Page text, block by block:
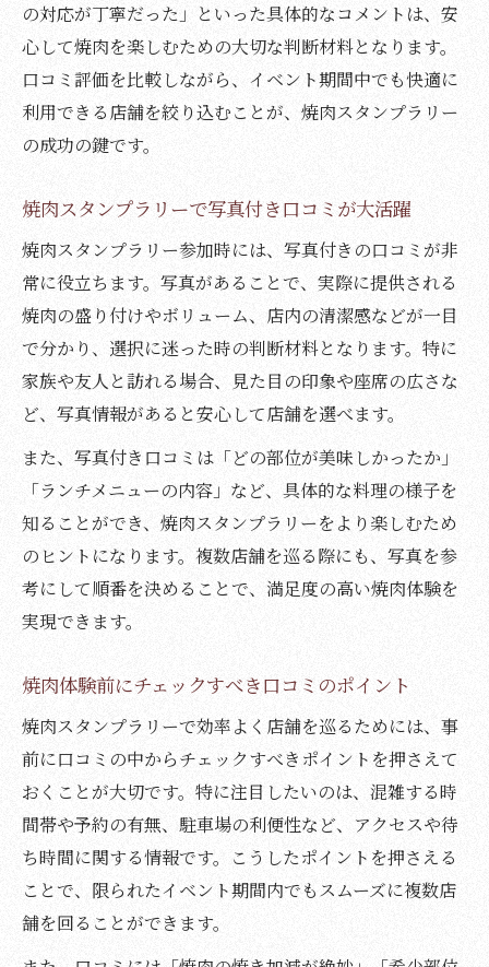
の対応が丁寧だった」といった具体的なコメントは、安
心して焼肉を楽しむための大切な判断材料となります。
口コミ評価を比較しながら、イベント期間中でも快適に
利用できる店舗を絞り込むことが、焼肉スタンプラリー
の成功の鍵です。
焼肉スタンプラリーで写真付き口コミが大活躍
焼肉スタンプラリー参加時には、写真付きの口コミが非
常に役立ちます。写真があることで、実際に提供される
焼肉の盛り付けやボリューム、店内の清潔感などが一目
で分かり、選択に迷った時の判断材料となります。特に
家族や友人と訪れる場合、見た目の印象や座席の広さな
ど、写真情報があると安心して店舗を選べます。
また、写真付き口コミは「どの部位が美味しかったか」
「ランチメニューの内容」など、具体的な料理の様子を
知ることができ、焼肉スタンプラリーをより楽しむため
のヒントになります。複数店舗を巡る際にも、写真を参
考にして順番を決めることで、満足度の高い焼肉体験を
実現できます。
焼肉体験前にチェックすべき口コミのポイント
焼肉スタンプラリーで効率よく店舗を巡るためには、事
前に口コミの中からチェックすべきポイントを押さえて
おくことが大切です。特に注目したいのは、混雑する時
間帯や予約の有無、駐車場の利便性など、アクセスや待
ち時間に関する情報です。こうしたポイントを押さえる
ことで、限られたイベント期間内でもスムーズに複数店
舗を回ることができます。